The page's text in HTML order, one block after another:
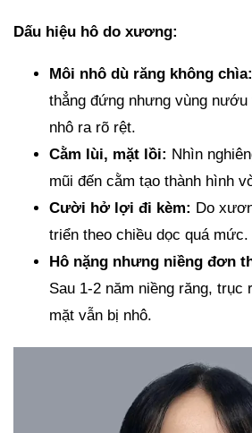
Dấu hiệu hô do xương:
Môi nhô dù răng không chìa:
thẳng đứng nhưng vùng
nhô ra rõ rệt.
Cằm lùi, mặt lồi: Nhìn
mũi đến cằm tạo thành hình
Cười hở lợi đi kèm: Do
triển theo chiều dọc quá mức.
Hô nặng nhưng niềng đơn
Sau 1-2 năm niềng răng, trục
mặt vẫn bị nhô.